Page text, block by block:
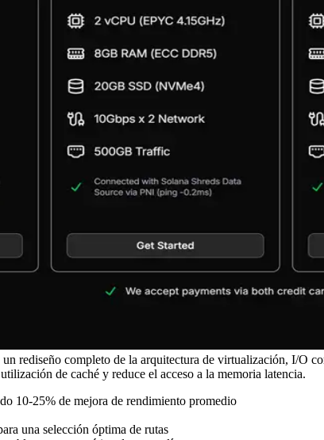
rediseño completo de la arquitectura de virtualización, I/O
de caché y reduce el acceso a la memoria latencia.
10-25% de mejora de rendimiento promedio
una selección óptima de rutas